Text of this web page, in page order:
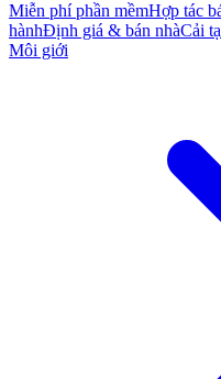
Miễn phí phần mềmHợp tác
hànhĐịnh giá & bán nhàCải
Môi giới